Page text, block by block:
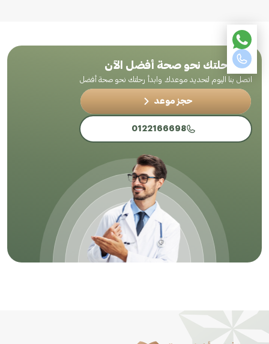
ابدأ رحلتك نحو صحة أفضل الآن
اتصل بنا اليوم لتحديد موعدك وابدأ رحلتك نحو صحة أفضل
حجز موعد
0122166698